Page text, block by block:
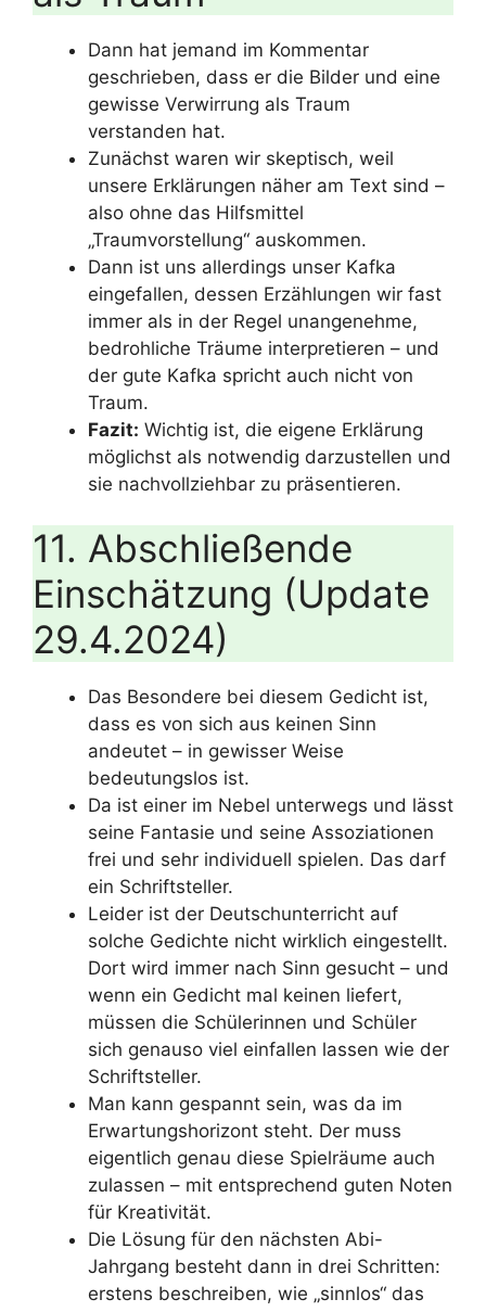
Dann hat jemand im Kommentar
geschrieben, dass er die Bilder und eine
gewisse Verwirrung als Traum
verstanden hat.
Zunächst waren wir skeptisch, weil
unsere Erklärungen näher am Text sind –
also ohne das Hilfsmittel
„Traumvorstellung“ auskommen.
Dann ist uns allerdings unser Kafka
eingefallen, dessen Erzählungen wir fast
immer als in der Regel unangenehme,
bedrohliche Träume interpretieren – und
der gute Kafka spricht auch nicht von
Traum.
Fazit: Wichtig ist, die eigene Erklärung
möglichst als notwendig darzustellen und
sie nachvollziehbar zu präsentieren.
11. Abschließende
Einschätzung (Update
29.4.2024)
Das Besondere bei diesem Gedicht ist,
dass es von sich aus keinen Sinn
andeutet – in gewisser Weise
bedeutungslos ist.
Da ist einer im Nebel unterwegs und lässt
seine Fantasie und seine Assoziationen
frei und sehr individuell spielen. Das darf
ein Schriftsteller.
Leider ist der Deutschunterricht auf
solche Gedichte nicht wirklich eingestellt.
Dort wird immer nach Sinn gesucht – und
wenn ein Gedicht mal keinen liefert,
müssen die Schülerinnen und Schüler
sich genauso viel einfallen lassen wie der
Schriftsteller.
Man kann gespannt sein, was da im
Erwartungshorizont steht. Der muss
eigentlich genau diese Spielräume auch
zulassen – mit entsprechend guten Noten
für Kreativität.
Die Lösung für den nächsten Abi-
Jahrgang besteht dann in drei Schritten:
erstens beschreiben, wie „sinnlos“ das